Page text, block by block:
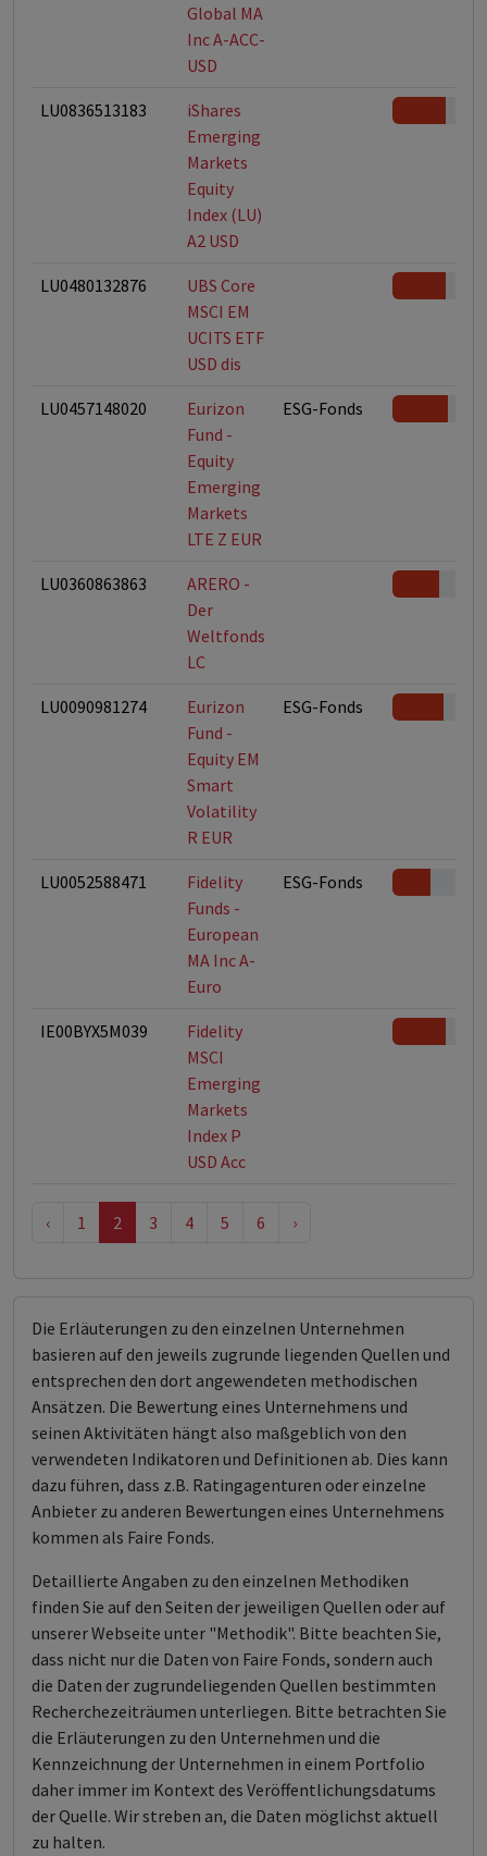
Global MA
Inc A-ACC-
USD
LU0836513183
iShares
Emerging
Markets
Equity
Index (LU)
A2 USD
LU0480132876
UBS Core
MSCI EM
UCITS ETF
USD dis
LU0457148020
Eurizon
Fund -
Equity
Emerging
Markets
LTE Z EUR
ESG-Fonds
LU0360863863
ARERO -
Der
Weltfonds
LC
LU0090981274
Eurizon
Fund -
Equity EM
Smart
Volatility
R EUR
ESG-Fonds
LU0052588471
Fidelity
Funds -
European
MA Inc A-
Euro
ESG-Fonds
IE00BYX5M039
Fidelity
MSCI
Emerging
Markets
Index P
USD Acc
‹ 1 2 3 4 5 6 ›
Die Erläuterungen zu den einzelnen Unternehmen
basieren auf den jeweils zugrunde liegenden Quellen und
entsprechen den dort angewendeten methodischen
Ansätzen. Die Bewertung eines Unternehmens und
seinen Aktivitäten hängt also maßgeblich von den
verwendeten Indikatoren und Definitionen ab. Dies kann
dazu führen, dass z.B. Ratingagenturen oder einzelne
Anbieter zu anderen Bewertungen eines Unternehmens
kommen als Faire Fonds.
Detaillierte Angaben zu den einzelnen Methodiken
finden Sie auf den Seiten der jeweiligen Quellen oder auf
unserer Webseite unter "Methodik". Bitte beachten Sie,
dass nicht nur die Daten von Faire Fonds, sondern auch
die Daten der zugrundeliegenden Quellen bestimmten
Recherchezeiträumen unterliegen. Bitte betrachten Sie
die Erläuterungen zu den Unternehmen und die
Kennzeichnung der Unternehmen in einem Portfolio
daher immer im Kontext des Veröffentlichungsdatums
der Quelle. Wir streben an, die Daten möglichst aktuell
zu halten.